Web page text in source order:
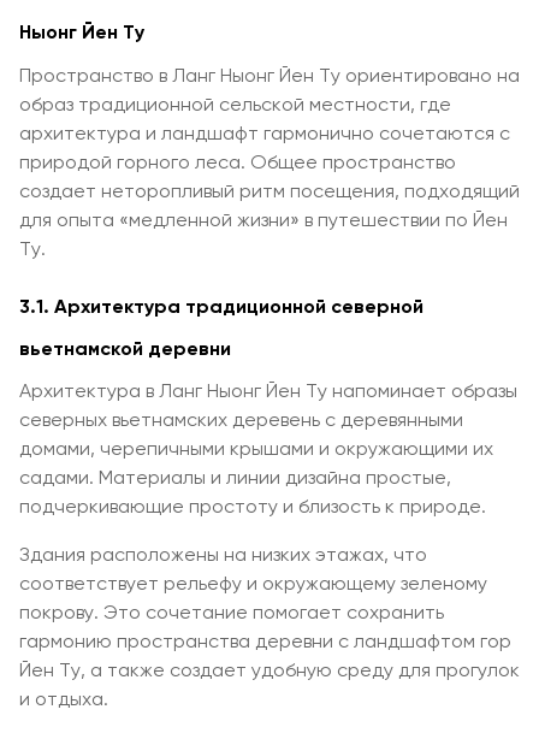
Ныонг Йен Ту
Пространство в Ланг Ныонг Йен Ту ориентировано на
образ традиционной сельской местности, где
архитектура и ландшафт гармонично сочетаются с
природой горного леса. Общее пространство
создает неторопливый ритм посещения, подходящий
для опыта «медленной жизни» в путешествии по Йен
Ту.
3.1. Архитектура традиционной северной
вьетнамской деревни
Архитектура в Ланг Ныонг Йен Ту напоминает образы
северных вьетнамских деревень с деревянными
домами, черепичными крышами и окружающими их
садами. Материалы и линии дизайна простые,
подчеркивающие простоту и близость к природе.
Здания расположены на низких этажах, что
соответствует рельефу и окружающему зеленому
покрову. Это сочетание помогает сохранить
гармонию пространства деревни с ландшафтом гор
Йен Ту, а также создает удобную среду для прогулок
и отдыха.